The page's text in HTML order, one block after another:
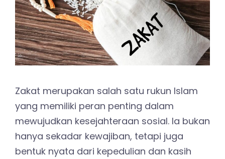
Zakat merupakan salah satu rukun Islam
yang memiliki peran penting dalam
mewujudkan kesejahteraan sosial. Ia bukan
hanya sekadar kewajiban, tetapi juga
bentuk nyata dari kepedulian dan kasih